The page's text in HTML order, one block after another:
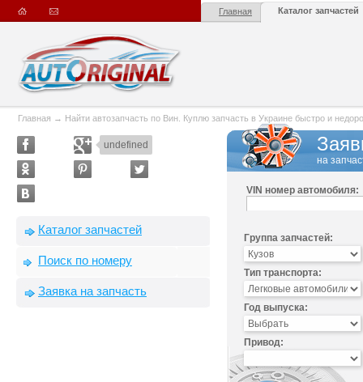
Главная Каталог запчастей
Главная → Найти автозапчасть по Вин. Куплю запчасть в Украине быстро и
undefined
Каталог запчастей
Поиск по номеру
Заявка на запчасть
на
VIN номер автомобиля:
Группа запчастей:
Тип транспорта:
Год выпуска:
Привод: